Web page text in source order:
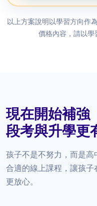
以上方案說明以學習方向作
價格內容，請以學
現在開始補強
段考與升學更
孩子不是不努力，而是
合適的線上課程，讓孩
更放心。